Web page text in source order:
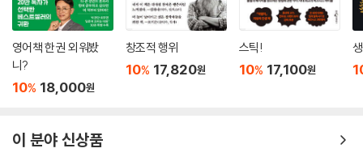
영어책 한 권 외워봤
니?
10% 18,000원
창조적 행위
10% 17,820원
스틱!
10% 17,100원
이 분야 신상품